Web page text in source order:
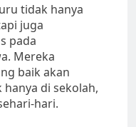
tidak hanya
juga
pada
Mereka
baik akan
di sekolah,
hari.